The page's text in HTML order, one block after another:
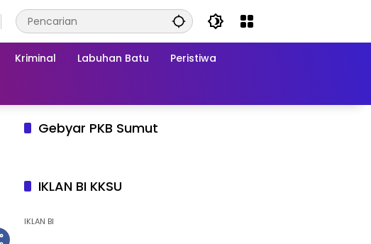
Kriminal Labuhan Batu Peristiwa
Gebyar PKB Sumut
IKLAN BI KKSU
IKLAN BI